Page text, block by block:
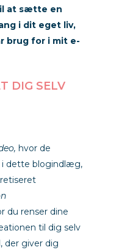
at sætte en
i dit eget liv,
brug for i mit e-
DIG SELV
hvor de
i dette blogindlæg,
du renser dine
til dig selv
der giver dig